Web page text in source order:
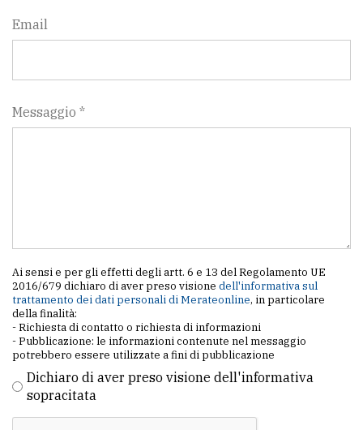
Email
Messaggio *
Ai sensi e per gli effetti degli artt. 6 e 13 del Regolamento UE
2016/679 dichiaro di aver preso visione dell'informativa sul
trattamento dei dati personali di Merateonline, in particolare
della finalità:
- Richiesta di contatto o richiesta di informazioni
- Pubblicazione: le informazioni contenute nel messaggio
potrebbero essere utilizzate a fini di pubblicazione
Dichiaro di aver preso visione dell'informativa
sopracitata